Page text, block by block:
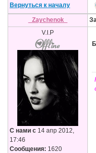
Вернуться к началу
_Zaychenok_
V.I.P
С нами с 14 апр 2012,
17:46
Сообщения: 1620